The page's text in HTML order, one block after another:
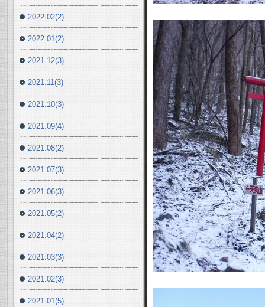
2022.02(2)
2022.01(2)
2021.12(3)
2021.11(3)
2021.10(3)
2021.09(4)
2021.08(2)
2021.07(3)
2021.06(3)
2021.05(2)
2021.04(2)
2021.03(3)
2021.02(3)
2021.01(5)